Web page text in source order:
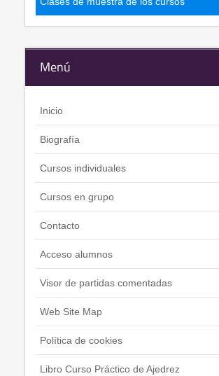
Menú
Inicio
Biografía
Cursos individuales
Cursos en grupo
Contacto
Acceso alumnos
Visor de partidas comentadas
Web Site Map
Política de cookies
Libro Curso Práctico de Ajedrez